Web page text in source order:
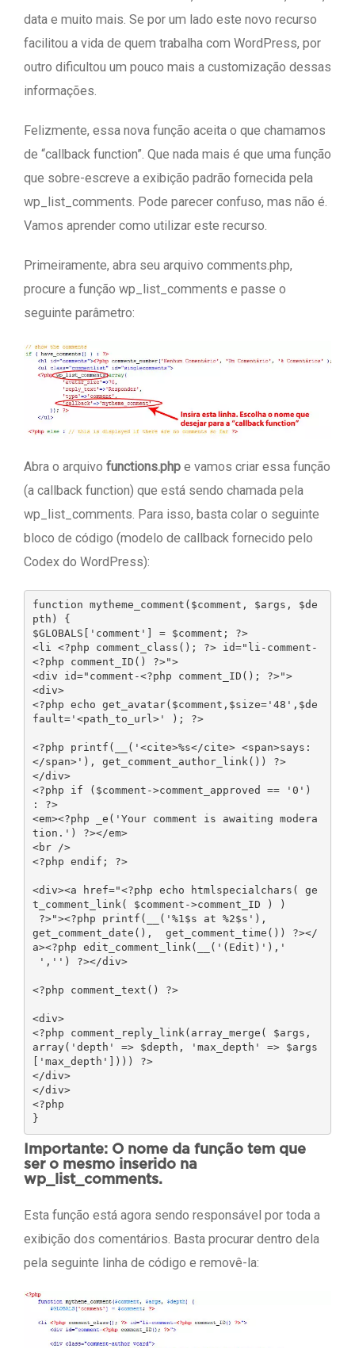
data e muito mais. Se por um lado este novo recurso
facilitou a vida de quem trabalha com WordPress, por
outro dificultou um pouco mais a customização dessas
informações.
Felizmente, essa nova função aceita o que chamamos
de “callback function”. Que nada mais é que uma função
que sobre-escreve a exibição padrão fornecida pela
wp_list_comments. Pode parecer confuso, mas não é.
Vamos aprender como utilizar este recurso.
Primeiramente, abra seu arquivo comments.php,
procure a função wp_list_comments e passe o
seguinte parâmetro:
Abra o arquivo functions.php e vamos criar essa função
(a callback function) que está sendo chamada pela
wp_list_comments. Para isso, basta colar o seguinte
bloco de código (modelo de callback fornecido pelo
Codex do WordPress):
function mytheme_comment($comment, $args, $de
pth) {
$GLOBALS['comment'] = $comment; ?>
<li <?php comment_class(); ?> id="li-comment-
<?php comment_ID() ?>">
<div id="comment-<?php comment_ID(); ?>">
<div>
<?php echo get_avatar($comment,$size='48',$de
fault='<path_to_url>' ); ?>
<?php printf(__('<cite>%s</cite> <span>says:
</span>'), get_comment_author_link()) ?>
</div>
<?php if ($comment->comment_approved == '0')
: ?>
<em><?php _e('Your comment is awaiting modera
tion.') ?></em>
<br />
<?php endif; ?>
<div><a href="<?php echo htmlspecialchars( ge
t_comment_link( $comment->comment_ID ) )
get_comment_date(),  get_comment_time()) ?></
a><?php edit_comment_link(__('(Edit)'),'
','') ?></div>
<?php comment_text() ?>
<div>
<?php comment_reply_link(array_merge( $args,
array('depth' => $depth, 'max_depth' => $args
['max_depth']))) ?>
</div>
</div>
<?php
Importante: O nome da função tem que
ser o mesmo inserido na
wp_list_comments.
Esta função está agora sendo responsável por toda a
exibição dos comentários. Basta procurar dentro dela
pela seguinte linha de código e removê-la: